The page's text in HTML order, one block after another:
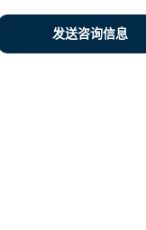
发送咨询信息